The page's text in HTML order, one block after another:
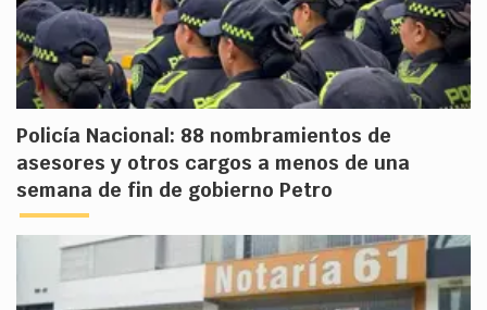
Policía Nacional: 88 nombramientos de
asesores y otros cargos a menos de una
semana de fin de gobierno Petro